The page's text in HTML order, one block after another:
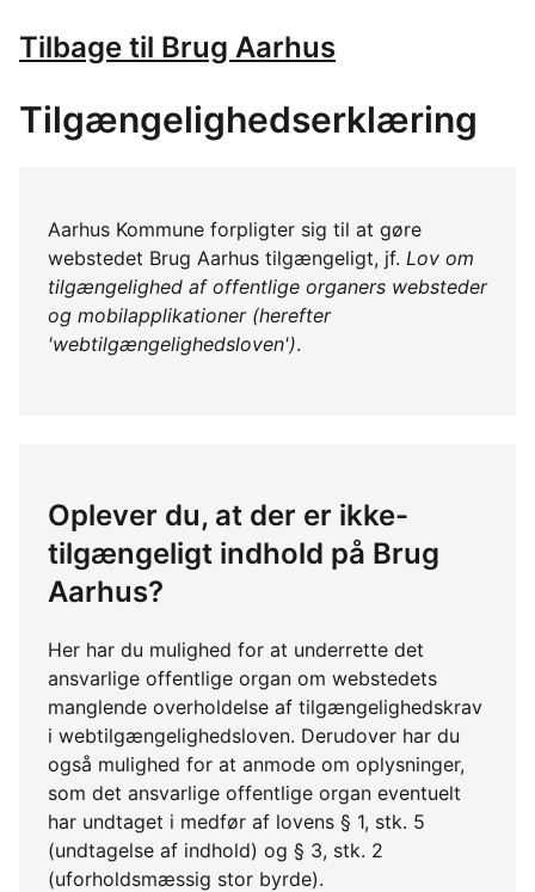
Tilbage til Brug Aarhus
Tilgængelighedserklæring
Aarhus Kommune forpligter sig til at gøre
webstedet Brug Aarhus tilgængeligt, jf. Lov om
tilgængelighed af offentlige organers websteder
og mobilapplikationer (herefter
'webtilgængelighedsloven').
Oplever du, at der er ikke-
tilgængeligt indhold på Brug
Aarhus?
Her har du mulighed for at underrette det
ansvarlige offentlige organ om webstedets
manglende overholdelse af tilgængelighedskrav
i webtilgængelighedsloven. Derudover har du
også mulighed for at anmode om oplysninger,
som det ansvarlige offentlige organ eventuelt
har undtaget i medfør af lovens § 1, stk. 5
(undtagelse af indhold) og § 3, stk. 2
(uforholdsmæssig stor byrde).